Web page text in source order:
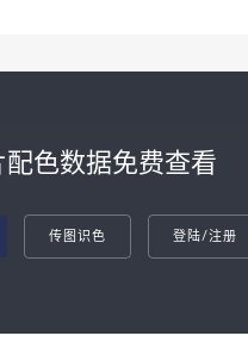
色数据免费查看
传图识色 登陆/注册